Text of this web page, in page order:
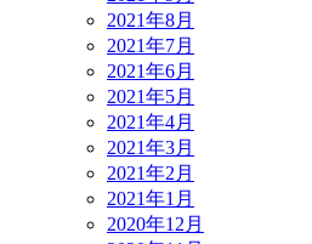
2021年8月
2021年7月
2021年6月
2021年5月
2021年4月
2021年3月
2021年2月
2021年1月
2020年12月